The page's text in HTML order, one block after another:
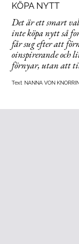
KÖPA NYTT
Det är ett smart
inte köpa nytt så
får sug efter att
oinspirerande och
förnyar, utan att
Text NANNA VON